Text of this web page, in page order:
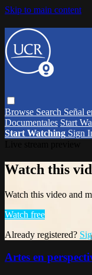
Skip to main content
Browse Search Señal
Documentales Start
Start Watching Sign
Watch this
Watch this video and
Watch free
Already registered?
Artes en